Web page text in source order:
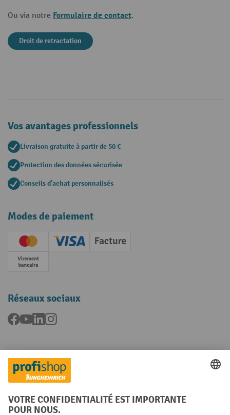
Ou via notre Formulaire de contact.
Droit de retractation
Vos avantages professionnels
Livraison gratuite à partir de 50 €
Protection des données sécurisée
Conseils d'achat personnalisés
Modes de paiement
Creditcard (Master)Creditcard (Visa)
Facture
Paiement anticipé
Réseaux sociaux
Facebook
YouTubeLinkedInInstagram
Langues
FR NL